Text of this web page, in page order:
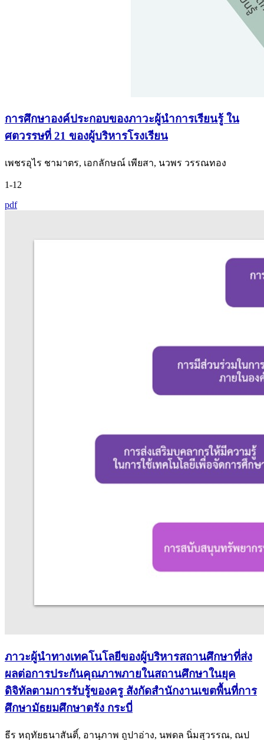
การศึกษาองค์ประกอบของภาวะผู้นำการเรียนรู้ ใน
ศตวรรษที่ 21 ของผู้บริหารโรงเรียน
เพชรอุไร ชามาตร, เอกลักษณ์ เพียสา, นวพร วรรณทอง
1-12
pdf
ภาวะผู้นำทางเทคโนโลยีของผู้บริหารสถานศึกษาที่ส่ง
ผลต่อการประกันคุณภาพภายในสถานศึกษาในยุค
ดิจิทัลตามการรับรู้ของครู สังกัดสำนักงานเขตพื้นที่การ
ศึกษามัธยมศึกษาตรัง กระบี่
ธีร หฤทัยธนาสันติ์, อานุภาพ ถูปาอ่าง, นพดล นิ่มสุวรรณ, ณป